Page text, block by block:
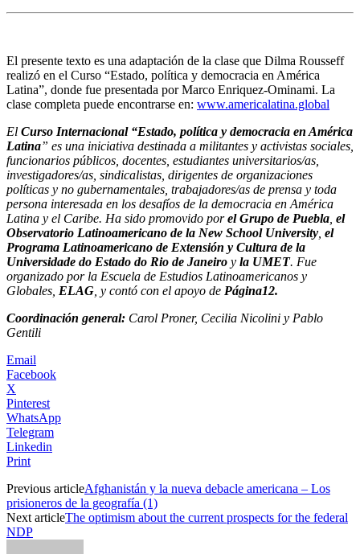
El presente texto es una adaptación de la clase que Dilma Rousseff
realizó en el Curso “Estado, política y democracia en América
Latina”, donde fue presentada por Marco Enriquez-Ominami. La
clase completa puede encontrarse en: www.americalatina.global
El Curso Internacional “Estado, política y democracia en América
Latina” es una iniciativa destinada a militantes y activistas sociales,
funcionarios públicos, docentes, estudiantes universitarios/as,
investigadores/as, sindicalistas, dirigentes de organizaciones
políticas y no gubernamentales, trabajadores/as de prensa y toda
persona interesada en los desafíos de la democracia en América
Latina y el Caribe. Ha sido promovido porel Grupo de Puebla el
Observatorio Latinoamericano de la New School University el
Programa Latinoamericano de Extensión y Cultura de la
Universidade do Estado do Rio de Janeiro y la UMET. Fue
organizado por la Escuela de Estudios Latinoamericanos y
Globales, ELAG , y contó con el apoyo de Página12.
Coordinación general: Carol Proner, Cecilia Nicolini y Pablo
Gentili
Email
Facebook
X
Pinterest
WhatsApp
Telegram
Linkedin
Print
Previous articleAfghanistán y la nueva debacle americana – Los
prisioneros de la geografía (1)
Next articleThe optimism about the current prospects for the federal
NDP